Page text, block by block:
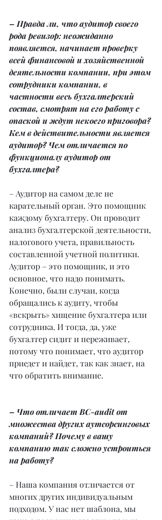
– Правда ли, что аудитор своего
рода ревизор: неожиданно
появляется, начинает проверку
всей финансовой и хозяйственной
деятельности компании, при этом
сотрудники компании, в
частности весь бухгалтерский
состав, смотрят на его работу с
опаской и ждут некоего приговора?
Кем в действительности является
аудитор? Чем отличается по
функционалу аудитор от
бухгалтера?
– Аудитор на самом деле не
карательный орган. Это помощник
каждому бухгалтеру. Он проводит
анализ бухгалтерской деятельности,
налогового учета, правильность
составленной учетной политики.
Аудитор – это помощник, и это
основное, что надо понимать.
Конечно, были случаи, когда
обращались к аудиту, чтобы
«вскрыть» хищение бухгалтера или
сотрудника. И тогда, да, уже
бухгалтер сидит и переживает,
потому что понимает, что аудитор
приедет и найдет, так как знает, на
что обратить внимание.
– Что отличает BC-audit от
множества других аутсорсинговых
компаний? Почему в вашу
компанию так сложно устроиться
на работу?
– Наша компания отличается от
многих других индивидуальным
подходом. У нас нет шаблона, мы